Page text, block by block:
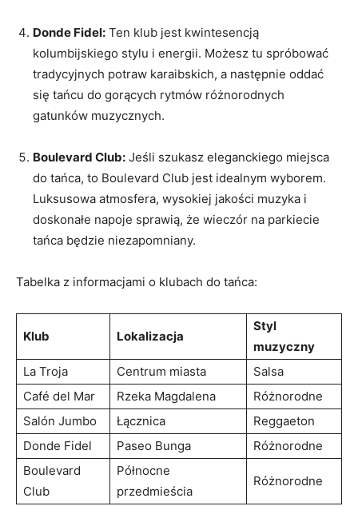
Donde Fidel: Ten klub ‌jest kwintesencją
kolumbijskiego stylu i energii. Możesz tu spróbować
tradycyjnych‍ potraw karaibskich, a następnie oddać
się ​tańcu do gorących‌ rytmów różnorodnych
gatunków‌ muzycznych.
Boulevard ⁢Club: ⁣Jeśli szukasz eleganckiego miejsca ​
do tańca, to Boulevard Club jest idealnym wyborem.
Luksusowa atmosfera, wysokiej jakości muzyka ‍i
doskonałe napoje sprawią, ⁤że wieczór⁣ na parkiecie‍
tańca będzie ‌niezapomniany.‍
Tabelka​ z⁣ informacjami o klubach do tańca:
Klub Lokalizacja
Styl
muzyczny
La Troja
Centrum miasta
Salsa
Café del Mar
Rzeka ⁢Magdalena
Różnorodne
Salón ⁢Jumbo
Łącznica
Reggaeton
Donde ‌Fidel
Paseo ⁢Bunga
Różnorodne
Boulevard
Club
Północne
przedmieścia
Różnorodne